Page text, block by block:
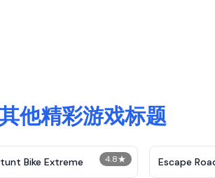
他精彩游戏标题
4.8★
Bike Extreme Escape